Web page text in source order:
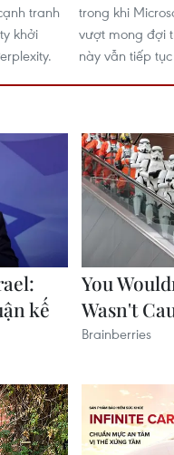
tranh
khởi
trong khi
vượt mong đợi
này vẫn tiếp